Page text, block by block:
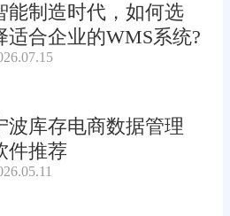
能制造时代，如何选
适合企业的WMS系统?
波库存电商数据管理
件推荐